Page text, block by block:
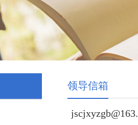
领导信箱